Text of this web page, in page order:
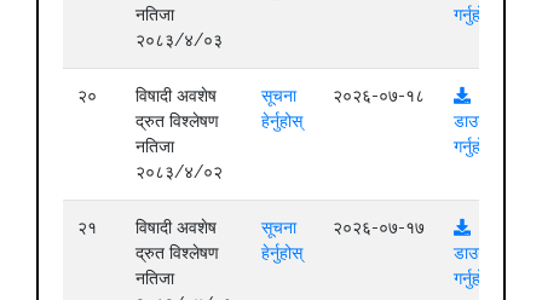
नतिजा
२०८३/४/०३
गर्नुहोस्
२०
विषादी अवशेष
द्रुत विश्लेषण
नतिजा
२०८३/४/०२
सूचना
हेर्नुहोस्
२०२६-०७-१८
डाउनलोड
गर्नुहोस्
२१
विषादी अवशेष
द्रुत विश्लेषण
नतिजा
सूचना
हेर्नुहोस्
२०२६-०७-१७
डाउनलोड
गर्नुहोस्